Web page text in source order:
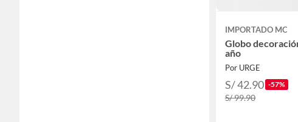
IMPORTADO MC
Globo
año
Por URGE
S/ 42.90 -57%
S/ 99.90